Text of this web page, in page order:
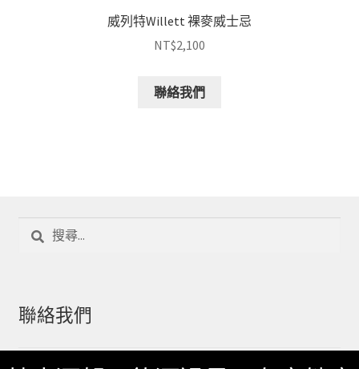
威列特Willett 裸麥威士忌
NT$2,100
聯絡我們
字:
聯絡我們